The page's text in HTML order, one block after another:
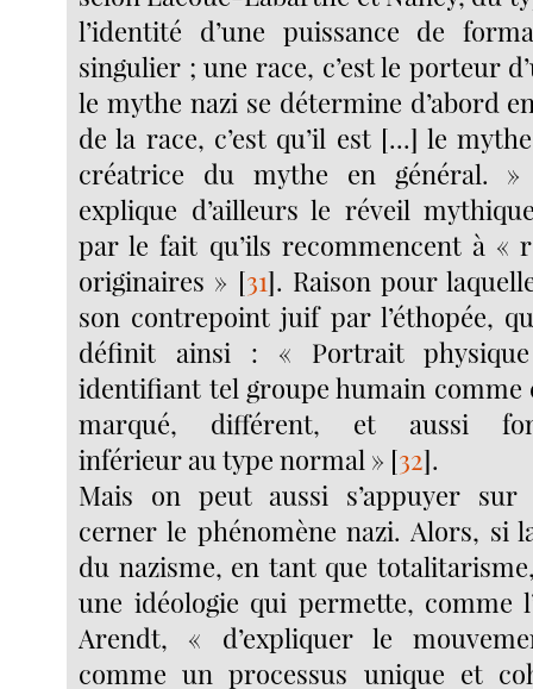
l’identité d’une puissance de
singulier ; une race, c’est le porteur
le mythe nazi se détermine d’abord
de la race, c’est qu’il est [...] le
créatrice du mythe en général. »
explique d’ailleurs le réveil
par le fait qu’ils recommencent à «
originaires » [31]. Raison pour
son contrepoint juif par l’éthopée,
définit ainsi : « Portrait
identifiant tel groupe humain comme
marqué, différent, et aussi
inférieur au type normal » [32].
Mais on peut aussi s’appuyer sur
cerner le phénomène nazi. Alors, si
du nazisme, en tant que
une idéologie qui permette, comme
Arendt, « d’expliquer le
comme un processus unique et